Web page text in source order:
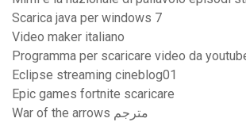
Scarica java per windows 7
Video maker italiano
Programma per scaricare video da
Eclipse streaming cineblog01
Epic games fortnite scaricare
War of the arrows مترجم